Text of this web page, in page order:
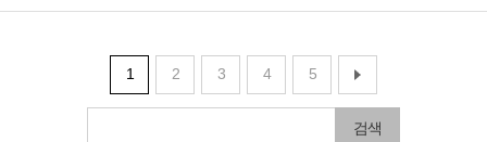
1 2 3 4 5
검색